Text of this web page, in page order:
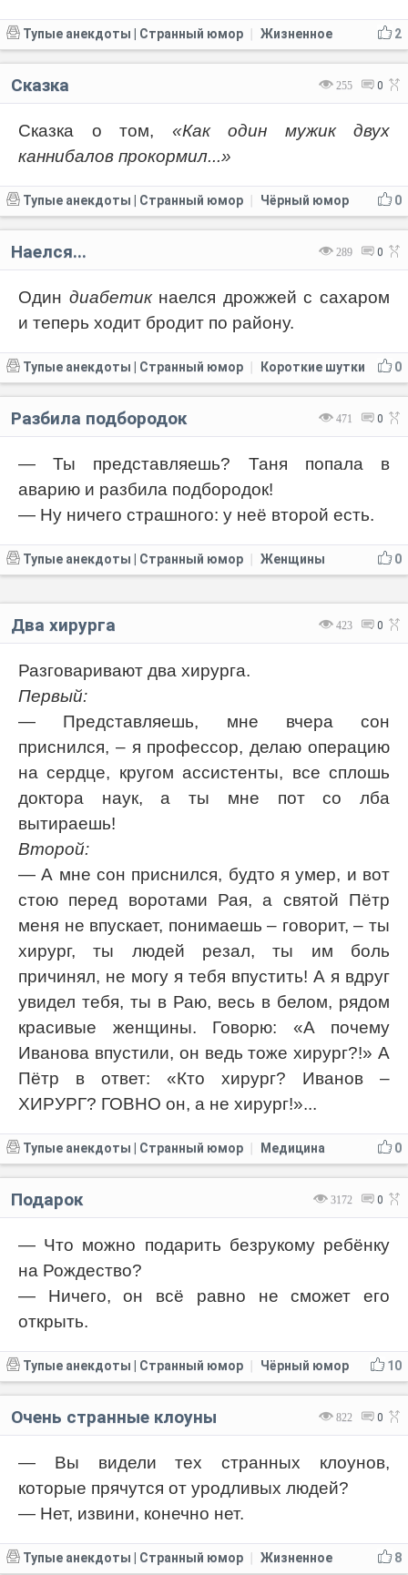
2
Тупые анекдоты | Странный юмор Жизненное
255 0
Сказка
Сказка о том, «Как один мужик двух
каннибалов прокормил...»
0
Тупые анекдоты | Странный юмор Чёрный юмор
289 0
Наелся...
Один диабетикнаелся дрожжей с сахаром
и теперь ходит бродит по району.
0
Тупые анекдоты | Странный юмор Короткие шутки
471 0
Разбила подбородок
— Ты представляешь? Таня попала в
аварию и разбила подбородок!
— Ну ничего страшного: у неё второй есть.
0
Тупые анекдоты | Странный юмор Женщины
423 0
Два хирурга
Разговаривают два хирурга.
Первый:
— Представляешь, мне вчера сон
приснился, – я профессор, делаю операцию
на сердце, кругом ассистенты, все сплошь
доктора наук, а ты мне пот со лба
вытираешь!
Второй:
— А мне сон приснился, будто я умер, и вот
стою перед воротами Рая, а святой Пётр
меня не впускает, понимаешь – говорит, – ты
хирург, ты людей резал, ты им боль
причинял, не могу я тебя впустить! А я вдруг
увидел тебя, ты в Раю, весь в белом, рядом
красивые женщины. Говорю: «А почему
Иванова впустили, он ведь тоже хирург?!» А
Пётр в ответ: «Кто хирург? Иванов –
ХИРУРГ? ГОВНО он, а не хирург!»...
0
Тупые анекдоты | Странный юмор Медицина
3172 0
Подарок
— Что можно подарить безрукому ребёнку
на Рождество?
— Ничего, он всё равно не сможет его
открыть.
10
Тупые анекдоты | Странный юмор Чёрный юмор
822 0
Очень странные клоуны
— Вы видели тех странных клоунов,
которые прячутся от уродливых людей?
— Нет, извини, конечно нет.
8
Тупые анекдоты | Странный юмор Жизненное